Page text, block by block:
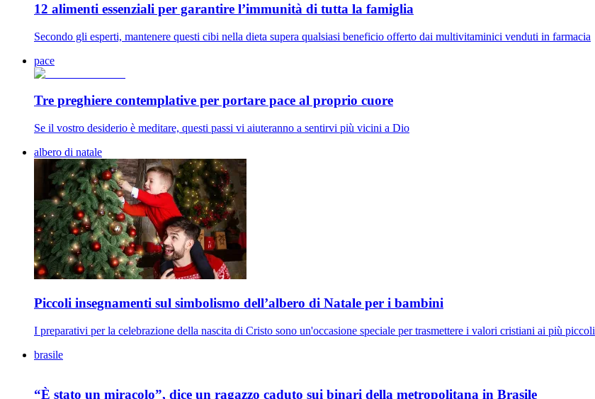
12 alimenti essenziali per garantire l’immunità di tutta la famiglia
Secondo gli esperti, mantenere questi cibi nella dieta supera qualsiasi beneficio offerto dai multivitaminici venduti in farmacia
pace
Tre preghiere contemplative per portare pace al proprio cuore
Se il vostro desiderio è meditare, questi passi vi aiuteranno a sentirvi più vicini a Dio
albero di natale
Piccoli insegnamenti sul simbolismo dell’albero di Natale per i bambini
I preparativi per la celebrazione della nascita di Cristo sono un'occasione speciale per trasmettere i valori cristiani ai più piccoli
brasile
“È stato un miracolo”, dice un ragazzo caduto sui binari della metropolitana in Brasile